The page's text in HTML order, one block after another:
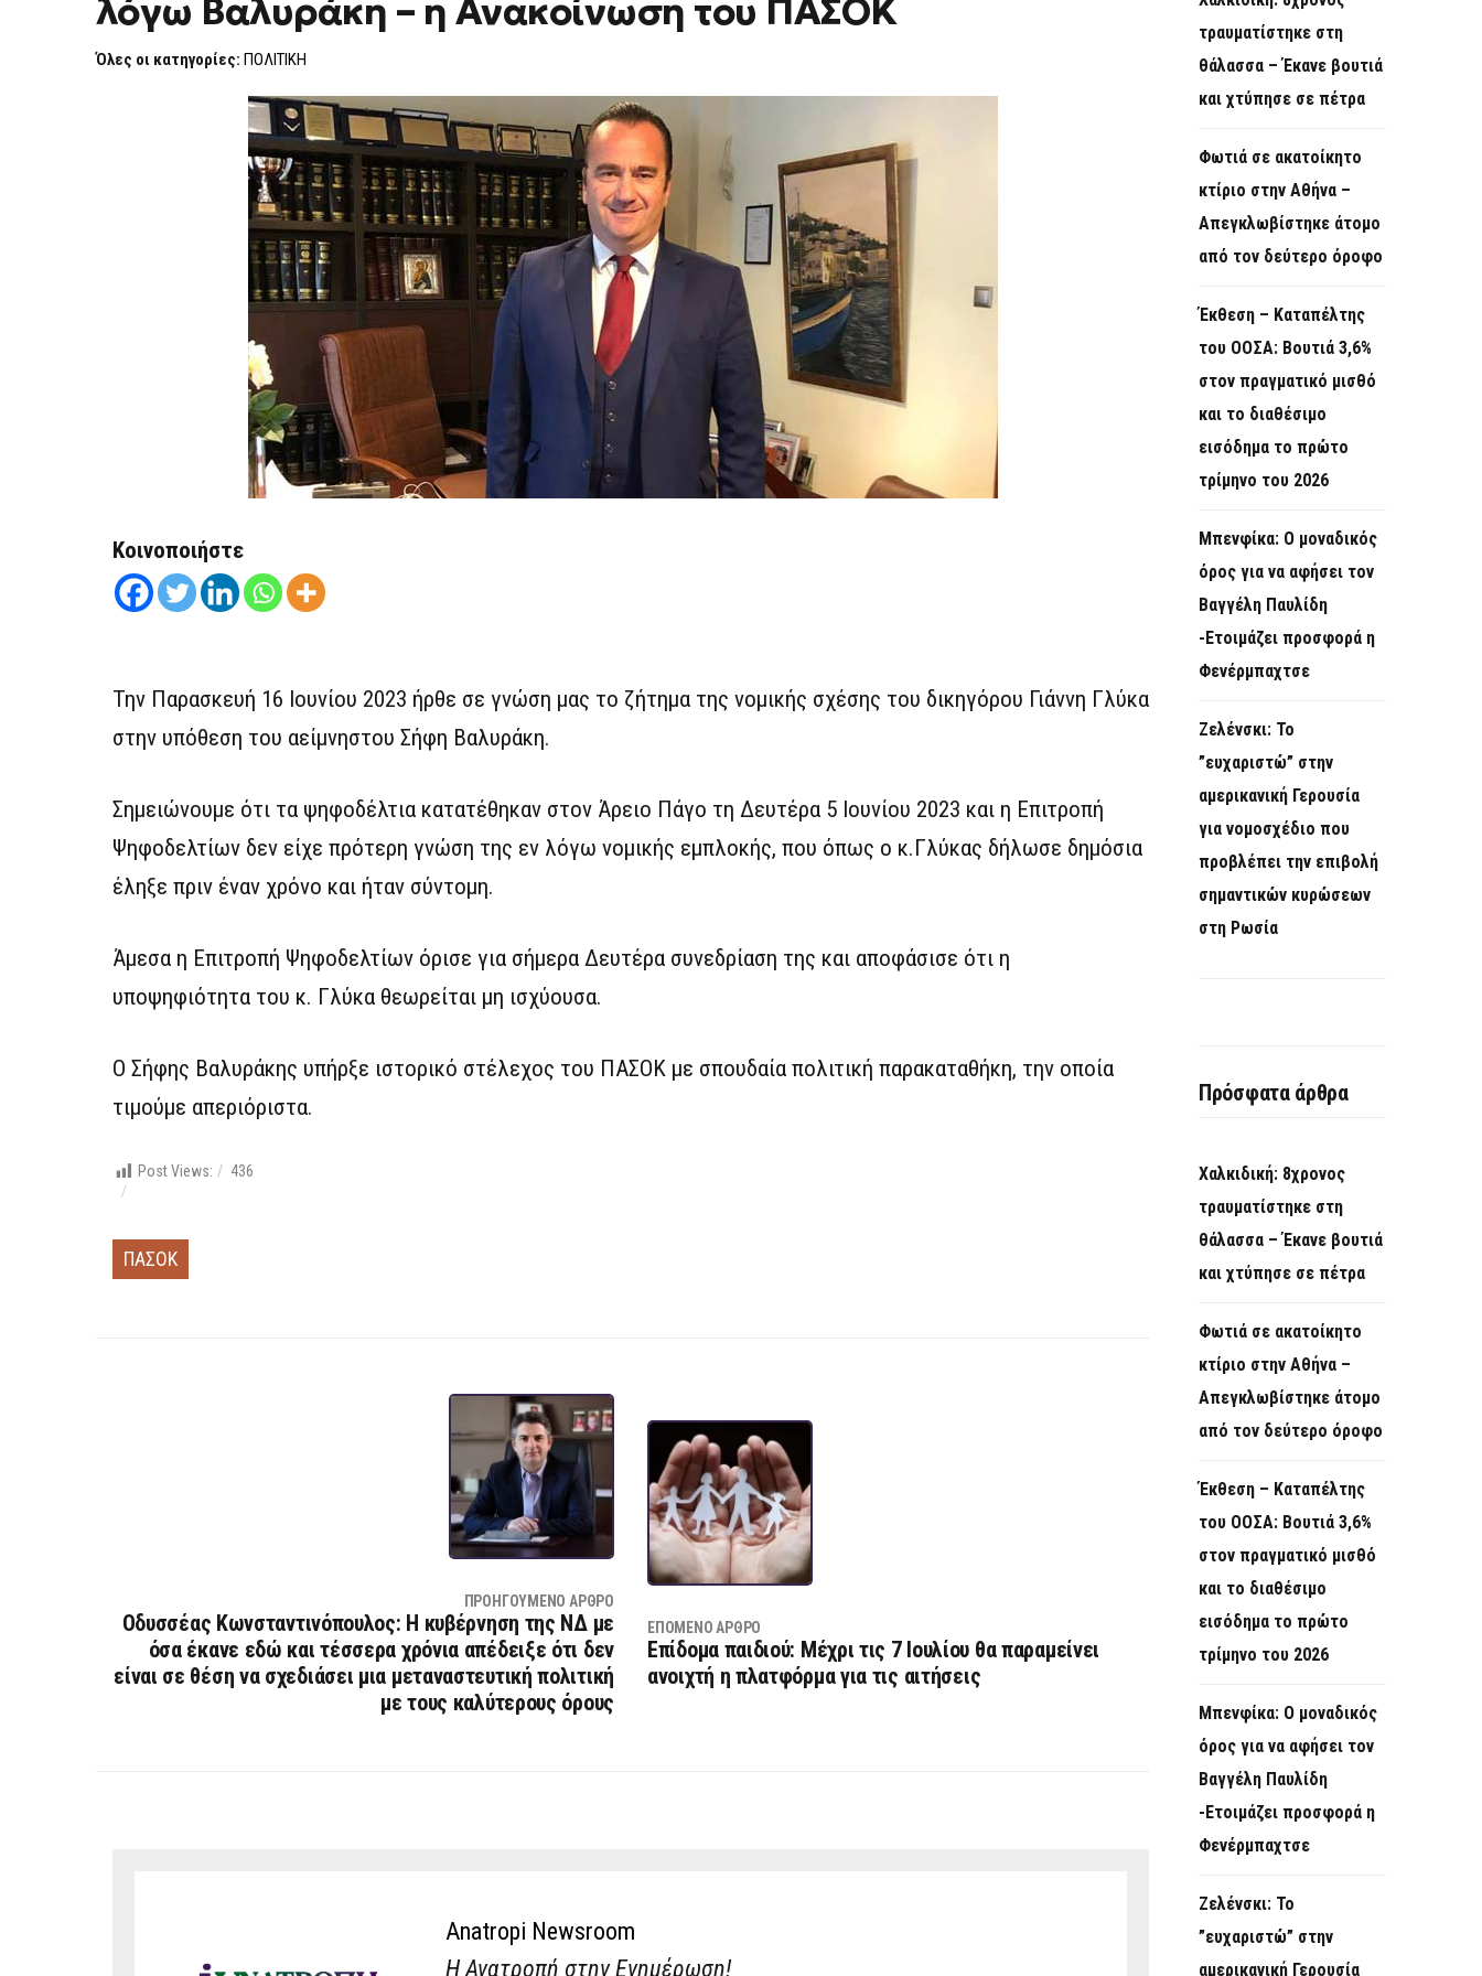
M
λόγω Βαλυράκη – η Ανακοίνωση του ΠΑΣΟΚ
Όλες οι κατηγορίες: ΠΟΛΙΤΙΚΗ
Κοινοποιήστε
Την Παρασκευή 16 Ιουνίου 2023 ήρθε σε γνώση μας το ζήτημα της νομικής σχέσης του δικηγόρου Γιάννη Γλύκα
στην υπόθεση του αείμνηστου Σήφη Βαλυράκη.
Σημειώνουμε ότι τα ψηφοδέλτια κατατέθηκαν στον Άρειο Πάγο τη Δευτέρα 5 Ιουνίου 2023 και η Επιτροπή
Ψηφοδελτίων δεν είχε πρότερη γνώση της εν λόγω νομικής εμπλοκής, που όπως ο κ.Γλύκας δήλωσε δημόσια
έληξε πριν έναν χρόνο και ήταν σύντομη.
Άμεσα η Επιτροπή Ψηφοδελτίων όρισε για σήμερα Δευτέρα συνεδρίαση της και αποφάσισε ότι η
υποψηφιότητα του κ. Γλύκα θεωρείται μη ισχύουσα.
Ο Σήφης Βαλυράκης υπήρξε ιστορικό στέλεχος του ΠΑΣΟΚ με σπουδαία πολιτική παρακαταθήκη, την οποία
τιμούμε απεριόριστα.
Post Views: 436
ΠΑΣΟΚ
ΠΡΟΗΓΟΎΜΕΝΟ ΆΡΘΡΟ
Οδυσσέας Κωνσταντινόπουλος: Η κυβέρνηση της ΝΔ με
όσα έκανε εδώ και τέσσερα χρόνια απέδειξε ότι δεν
είναι σε θέση να σχεδιάσει μια μεταναστευτική πολιτική
με τους καλύτερους όρους
ΕΠΌΜΕΝΟ ΆΡΘΡΟ
Επίδομα παιδιού: Μέχρι τις 7 Ιουλίου θα παραμείνει
ανοιχτή η πλατφόρμα για τις αιτήσεις
Anatropi Newsroom
Η Ανατροπή στην Ενημέρωση!
τραυματίστηκε στη
θάλασσα – Έκανε βουτιά
και χτύπησε σε πέτρα
Φωτιά σε ακατοίκητο
κτίριο στην Αθήνα –
Απεγκλωβίστηκε άτομο
από τον δεύτερο όροφο
Έκθεση – Καταπέλτης
του ΟΟΣΑ: Βουτιά 3,6%
στον πραγματικό μισθό
και το διαθέσιμο
εισόδημα το πρώτο
τρίμηνο του 2026
Μπενφίκα: Ο μοναδικός
όρος για να αφήσει τον
Βαγγέλη Παυλίδη
-Ετοιμάζει προσφορά η
Φενέρμπαχτσε
Ζελένσκι: Το
”ευχαριστώ” στην
αμερικανική Γερουσία
για νομοσχέδιο που
προβλέπει την επιβολή
σημαντικών κυρώσεων
στη Ρωσία
Πρόσφατα άρθρα
Χαλκιδική: 8χρονος
τραυματίστηκε στη
θάλασσα – Έκανε βουτιά
και χτύπησε σε πέτρα
Φωτιά σε ακατοίκητο
κτίριο στην Αθήνα –
Απεγκλωβίστηκε άτομο
από τον δεύτερο όροφο
Έκθεση – Καταπέλτης
του ΟΟΣΑ: Βουτιά 3,6%
στον πραγματικό μισθό
και το διαθέσιμο
εισόδημα το πρώτο
τρίμηνο του 2026
Μπενφίκα: Ο μοναδικός
όρος για να αφήσει τον
Βαγγέλη Παυλίδη
-Ετοιμάζει προσφορά η
Φενέρμπαχτσε
Ζελένσκι: Το
”ευχαριστώ” στην
αμερικανική Γερουσία